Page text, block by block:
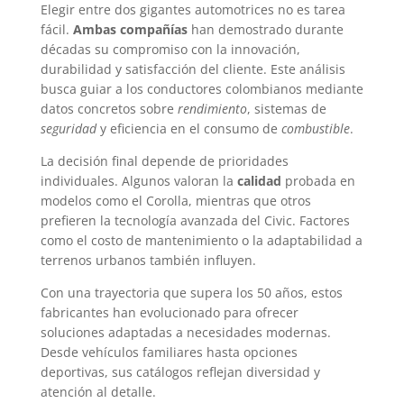
Elegir entre dos gigantes automotrices no es tarea
fácil. Ambas compañíashan demostrado durante
décadas su compromiso con la innovación,
durabilidad y satisfacción del cliente. Este análisis
busca guiar a los conductores colombianos mediante
datos concretos sobre rendimiento, sistemas de
seguridady eficiencia en el consumo de combustible.
La decisión final depende de prioridades
individuales. Algunos valoran la calidad probada en
modelos como el Corolla, mientras que otros
prefieren la tecnología avanzada del Civic. Factores
como el costo de mantenimiento o la adaptabilidad a
terrenos urbanos también influyen.
Con una trayectoria que supera los 50 años, estos
fabricantes han evolucionado para ofrecer
soluciones adaptadas a necesidades modernas.
Desde vehículos familiares hasta opciones
deportivas, sus catálogos reflejan diversidad y
atención al detalle.